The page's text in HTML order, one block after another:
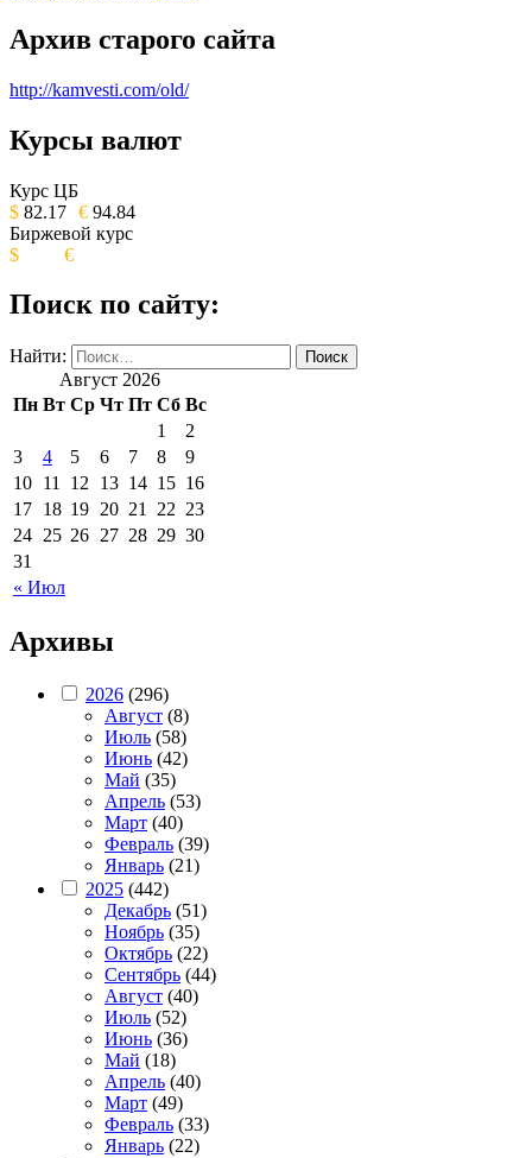
Архив старого сайта
http://kamvesti.com/old/
ОБЩЕСТВЕННО-ПОЛИТИЧЕСКОЕ
ИЗДАНИЕ КАМЧАТСКОГО КРАЯ.
Курсы валют
Курс ЦБ
$ 82.17 € 94.84
Биржевой курс
$
€
Поиск по сайту:
Найти:
Август 2026
Пн Вт Ср Чт Пт Сб Вс
« Июл
1
2
3
4 5 6 7 8
9
10 11 12 13 14 15 16
17 18 19 20 21 22 23
24 25 26 27 28 29 30
31
Архивы
2026 (296)
Август (8)
Июль (58)
Июнь (42)
Май (35)
Апрель (53)
Март (40)
Февраль (39)
Январь (21)
2025 (442)
Декабрь (51)
Ноябрь (35)
Октябрь (22)
Сентябрь (44)
Август (40)
Июль (52)
Июнь (36)
Май (18)
Апрель (40)
Март (49)
Февраль (33)
Январь (22)